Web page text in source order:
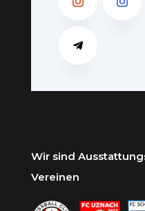
Wir sind
Vereinen